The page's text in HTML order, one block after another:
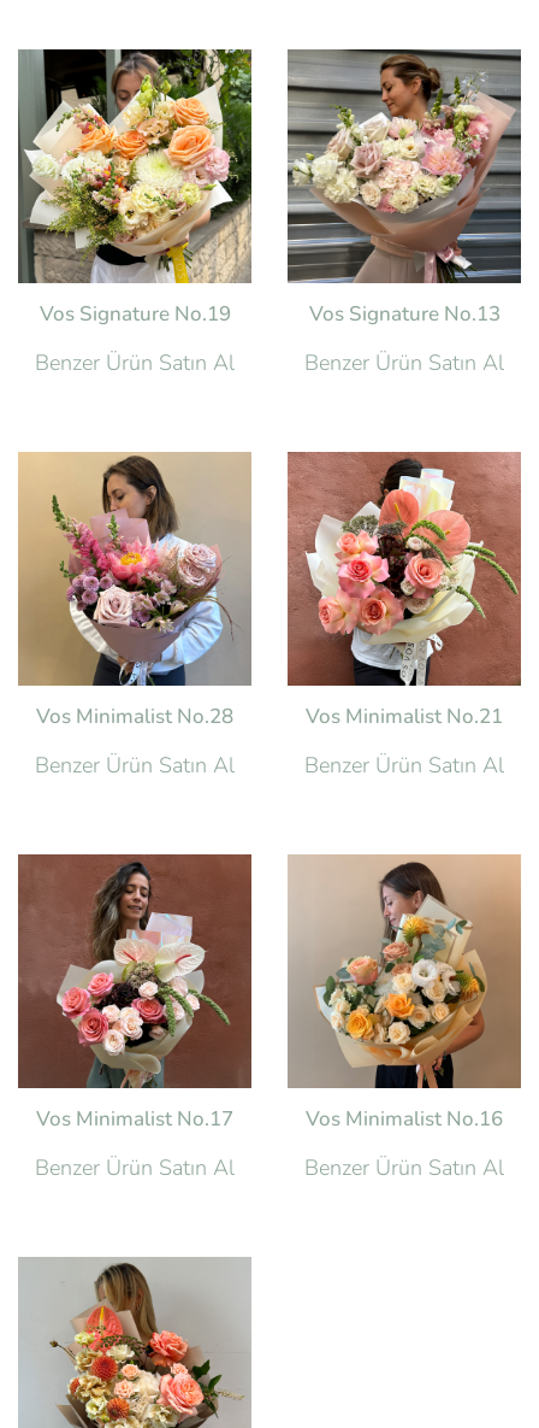
Vos Signature No.19
Benzer Ürün Satın Al
Vos Signature No.13
Benzer Ürün Satın Al
Vos Minimalist No.28
Benzer Ürün Satın Al
Vos Minimalist No.21
Benzer Ürün Satın Al
Vos Minimalist No.17
Benzer Ürün Satın Al
Vos Minimalist No.16
Benzer Ürün Satın Al